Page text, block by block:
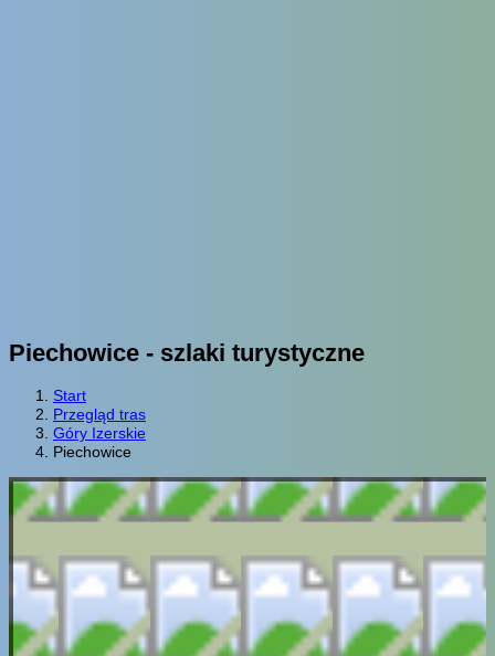
Piechowice - szlaki turystyczne
Start
Przegląd tras
Góry Izerskie
Piechowice